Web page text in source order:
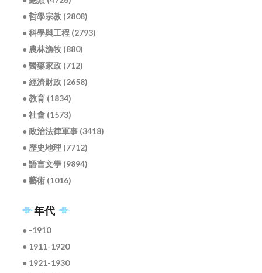
● 哲學宗教 (2808)
● 科學與工程 (2793)
● 農林漁牧 (880)
● 醫藥家政 (712)
● 經濟財政 (2658)
● 教育 (1834)
● 社會 (1573)
● 政治法律軍事 (3418)
● 歷史地理 (7712)
● 語言文學 (9894)
● 藝術 (1016)
年代
● -1910
● 1911-1920
● 1921-1930